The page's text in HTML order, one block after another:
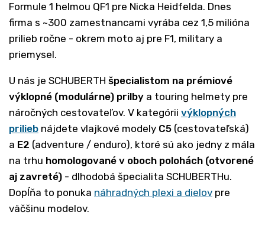
Formule 1 helmou QF1 pre Nicka Heidfelda. Dnes
firma s ~300 zamestnancami vyrába cez 1,5 milióna
prilieb ročne - okrem moto aj pre F1, military a
priemysel.
U nás je SCHUBERTH špecialistom na prémiové
výklopné (modulárne) prilby a touring helmety pre
náročných cestovateľov. V kategórii výklopných
prilieb nájdete vlajkové modely C5 (cestovateľská)
a E2 (adventure / enduro), ktoré sú ako jedny z mála
na trhu homologované v oboch polohách (otvorené
aj zavreté) - dlhodobá špecialita SCHUBERTHu.
Dopĺňa to ponuka náhradných plexi a dielov pre
väčšinu modelov.